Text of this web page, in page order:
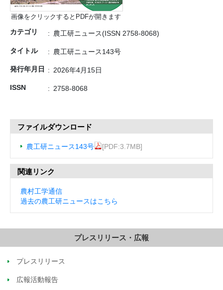
画像をクリックするとPDFが開きます
カテゴリ 農工研ニュース(ISSN 2758-8068)
タイトル 農工研ニュース143号
発行年月日 2026年4月15日
ISSN 2758-8068
ファイルダウンロード
農工研ニュース143号 [PDF:3.7MB]
関連リンク
農村工学通信
過去の農工研ニュースはこちら
プレスリリース・広報
プレスリリース
広報活動報告